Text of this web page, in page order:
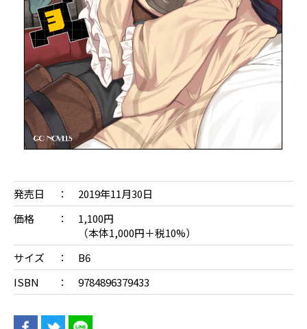
発売日
2019年11月30日
価格
1,100円
（本体1,000円＋税10%）
サイズ
B6
ISBN
9784896379433